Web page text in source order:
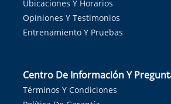
Ubicaciones Y Horarios
Opiniones Y Testimonios
Entrenamiento Y Pruebas
Centro De Información Y
Términos Y Condiciones